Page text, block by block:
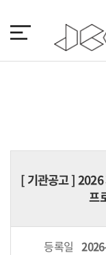
바
가
[기관공고] 2026
프
등록일